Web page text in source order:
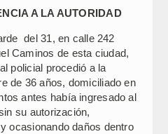
A LA AUTORIDAD
del 31, en calle 242
Caminos de esta ciudad,
policial procedió a la
de 36 años, domiciliado en
antes había ingresado al
su autorización,
ocasionando daños dentro